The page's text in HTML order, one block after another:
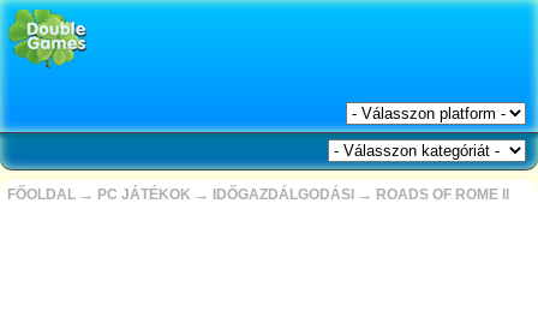
FŐOLDAL → PC JÁTÉKOK → IDŐGAZDÁLGODÁSI → ROADS OF ROME II